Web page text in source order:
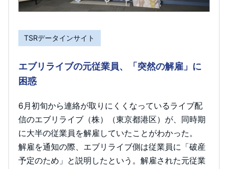
TSRデータインサイト
エブリライブの元従業員、「突然の解雇」に
困惑
6月初旬から連絡が取りにくくなっているライブ配
信のエブリライブ（株）（東京都港区）が、同時期
に大半の従業員を解雇していたことがわかった。
解雇を通知の際、エブリライブ側は従業員に「破産
予定のため」と説明したという。解雇された元従業